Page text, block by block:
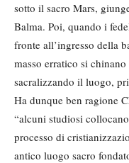
sotto il sacro Mars,
Balma. Poi, quando i
fronte all’ingresso della
masso erratico si
sacralizzando il luogo,
Ha dunque ben ragione
“alcuni studiosi
processo di
antico luogo sacro